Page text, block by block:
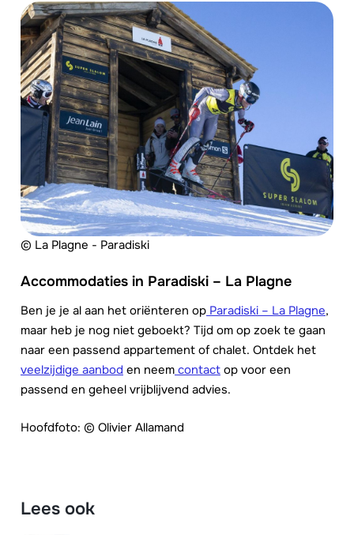
© La Plagne - Paradiski
Accommodaties in Paradiski – La Plagne
Ben je je al aan het oriënteren op Paradiski – La Plagne,
maar heb je nog niet geboekt? Tijd om op zoek te gaan
naar een passend appartement of chalet. Ontdek het
veelzijdige aanbod en neem contact op voor een
passend en geheel vrijblijvend advies.
Hoofdfoto: © Olivier Allamand
Lees ook